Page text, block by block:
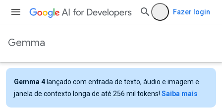
Fazer login
Gemma
Gemma 4 lançado com entrada de texto, áudio e imagem e
janela de contexto longa de até 256 mil tokens! Saiba mais